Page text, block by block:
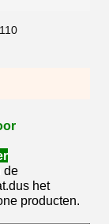
110
de
het
producten.